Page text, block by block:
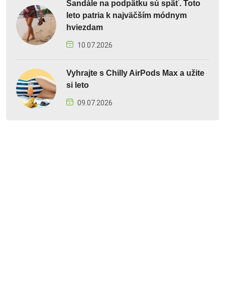
Sandále na podpätku sú späť. Toto
leto patria k najväčším módnym
hviezdam
10.07.2026
Vyhrajte s Chilly AirPods Max a užite
si leto
09.07.2026